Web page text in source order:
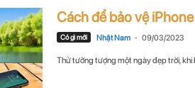
c
o
Cách để bảo vệ
Có gì mới Nhật Nam - 09/03/2023
Thử tưởng tượng một ngày đẹp trời, khi